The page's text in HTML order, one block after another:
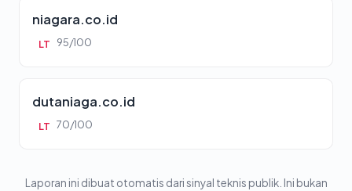
niagara.co.id
LT 95/100
dutaniaga.co.id
LT 70/100
Laporan ini dibuat otomatis dari sinyal teknis publik. Ini bukan